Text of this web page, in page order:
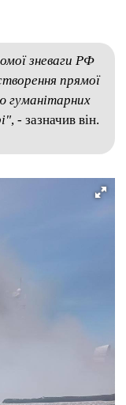
зневаги РФ
прямої
гуманітарних
, - зазначив він.